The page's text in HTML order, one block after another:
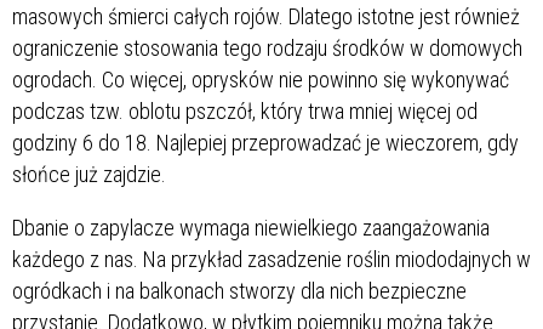
masowych śmierci całych rojów. Dlatego istotne jest również
ograniczenie stosowania tego rodzaju środków w domowych
ogrodach. Co więcej, oprysków nie powinno się wykonywać
podczas tzw. oblotu pszczół, który trwa mniej więcej od
godziny 6 do 18. Najlepiej przeprowadzać je wieczorem, gdy
słońce już zajdzie.
Dbanie o zapylacze wymaga niewielkiego zaangażowania
każdego z nas. Na przykład zasadzenie roślin miododajnych w
ogródkach i na balkonach stworzy dla nich bezpieczne
przystanie. Dodatkowo, w płytkim pojemniku można także